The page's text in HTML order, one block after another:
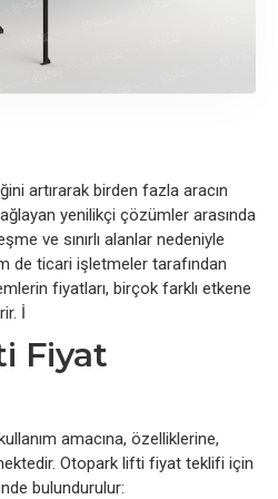
artırarak birden fazla aracın
yenilikçi çözümler arasında
ve sınırlı alanlar nedeniyle
de ticari işletmeler tarafından
fiyatları, birçok farklı etkene
İ
Fiyat
amacına, özelliklerine,
Otopark lifti fiyat teklifi için
bulundurulur: